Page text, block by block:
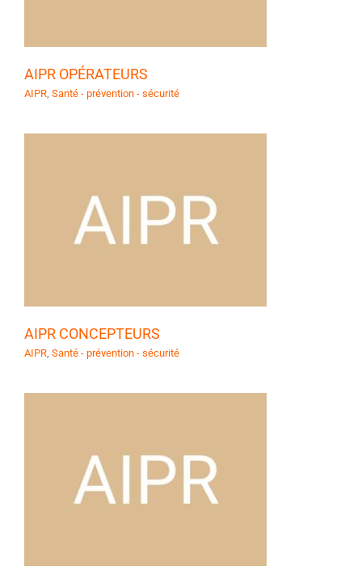
AIPR OPÉRATEURS
AIPR, Santé - prévention - sécurité
AIPR CONCEPTEURS
AIPR, Santé - prévention - sécurité